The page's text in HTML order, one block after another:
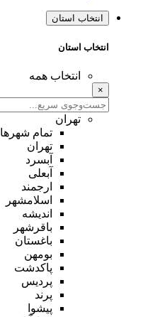
انتخاب استان
انتخاب استان
انتخاب همه
×
تهران
تمام شهر‌ها
تهران
آبسرد
آبعلی
ارجمند
اسلامشهر
اندیشه
باقرشهر
باغستان
بومهن
پاکدشت
پردیس
پرند
پیشوا